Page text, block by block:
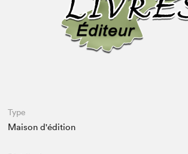
Espace médias
Type
Maison d'édition